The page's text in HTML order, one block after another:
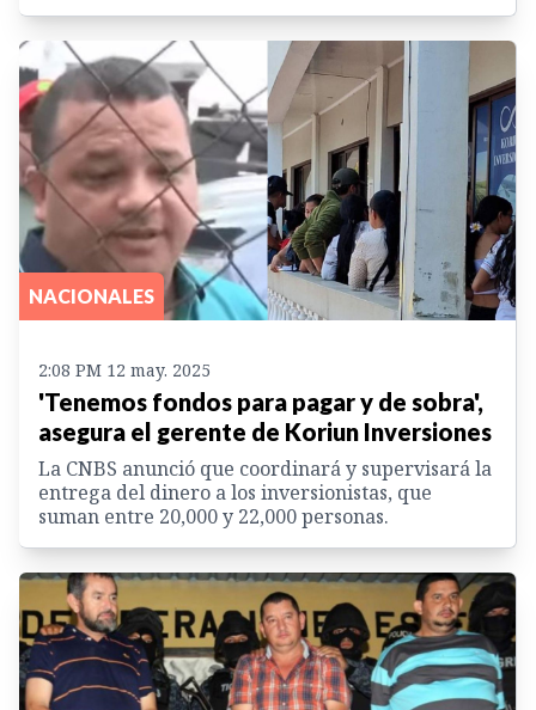
NACIONALES
2:08 PM 12 may. 2025
'Tenemos fondos para pagar y de sobra',
asegura el gerente de Koriun Inversiones
La CNBS anunció que coordinará y supervisará la
entrega del dinero a los inversionistas, que
suman entre 20,000 y 22,000 personas.